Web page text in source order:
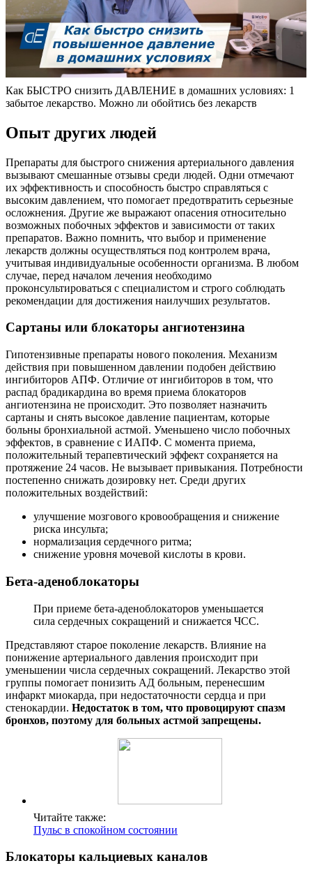
Как БЫСТРО снизить ДАВЛЕНИЕ в домашних условиях: 1
забытое лекарство. Можно ли обойтись без лекарств
Опыт других людей
Препараты для быстрого снижения артериального давления
вызывают смешанные отзывы среди людей. Одни отмечают
их эффективность и способность быстро справляться с
высоким давлением, что помогает предотвратить серьезные
осложнения. Другие же выражают опасения относительно
возможных побочных эффектов и зависимости от таких
препаратов. Важно помнить, что выбор и применение
лекарств должны осуществляться под контролем врача,
учитывая индивидуальные особенности организма. В любом
случае, перед началом лечения необходимо
проконсультироваться с специалистом и строго соблюдать
рекомендации для достижения наилучших результатов.
Сартаны или блокаторы ангиотензина
Гипотензивные препараты нового поколения. Механизм
действия при повышенном давлении подобен действию
ингибиторов АПФ. Отличие от ингибиторов в том, что
распад брадикардина во время приема блокаторов
ангиотензина не происходит. Это позволяет назначить
сартаны и снять высокое давление пациентам, которые
больны бронхиальной астмой. Уменьшено число побочных
эффектов, в сравнение с ИАПФ. С момента приема,
положительный терапевтический эффект сохраняется на
протяжение 24 часов. Не вызывает привыкания. Потребности
постепенно снижать дозировку нет. Среди других
положительных воздействий:
улучшение мозгового кровообращения и снижение
риска инсульта;
нормализация сердечного ритма;
снижение уровня мочевой кислоты в крови.
Бета-аденоблокаторы
При приеме бета-аденоблокаторов уменьшается
сила сердечных сокращений и снижается ЧСС.
Представляют старое поколение лекарств. Влияние на
понижение артериального давления происходит при
уменьшении числа сердечных сокращений. Лекарство этой
группы помогает понизить АД больным, перенесшим
инфаркт миокарда, при недостаточности сердца и при
стенокардии. Недостаток в том, что провоцируют спазм
бронхов, поэтому для больных астмой запрещены.
Читайте также:
Пульс в спокойном состоянии
Блокаторы кальциевых каналов